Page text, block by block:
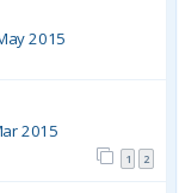
2015
2015
1 2